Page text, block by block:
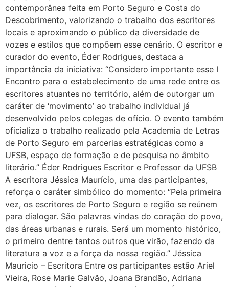
contemporânea feita em Porto Seguro e Costa do
Descobrimento, valorizando o trabalho dos escritores
locais e aproximando o público da diversidade de
vozes e estilos que compõem esse cenário. O escritor e
curador do evento, Éder Rodrigues, destaca a
importância da iniciativa: “Considero importante esse I
Encontro para o estabelecimento de uma rede entre os
escritores atuantes no território, além de outorgar um
caráter de ‘movimento’ ao trabalho individual já
desenvolvido pelos colegas de ofício. O evento também
oficializa o trabalho realizado pela Academia de Letras
de Porto Seguro em parcerias estratégicas como a
UFSB, espaço de formação e de pesquisa no âmbito
literário.” Éder Rodrigues Escritor e Professor da UFSB
A escritora Jéssica Maurício, uma das participantes,
reforça o caráter simbólico do momento: “Pela primeira
vez, os escritores de Porto Seguro e região se reúnem
para dialogar. São palavras vindas do coração do povo,
das áreas urbanas e rurais. Será um momento histórico,
o primeiro dentre tantos outros que virão, fazendo da
literatura a voz e a força da nossa região.” Jéssica
Mauricio – Escritora Entre os participantes estão Ariel
Vieira, Rose Marie Galvão, Joana Brandão, Adriana